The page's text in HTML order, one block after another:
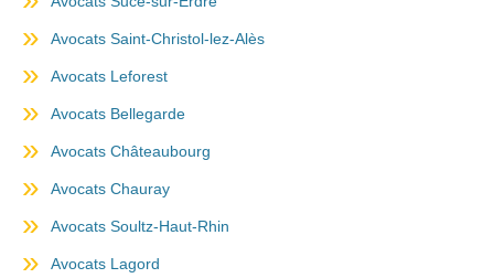
Avocats Saint-Christol-lez-Alès
Avocats Leforest
Avocats Bellegarde
Avocats Châteaubourg
Avocats Chauray
Avocats Soultz-Haut-Rhin
Avocats Lagord